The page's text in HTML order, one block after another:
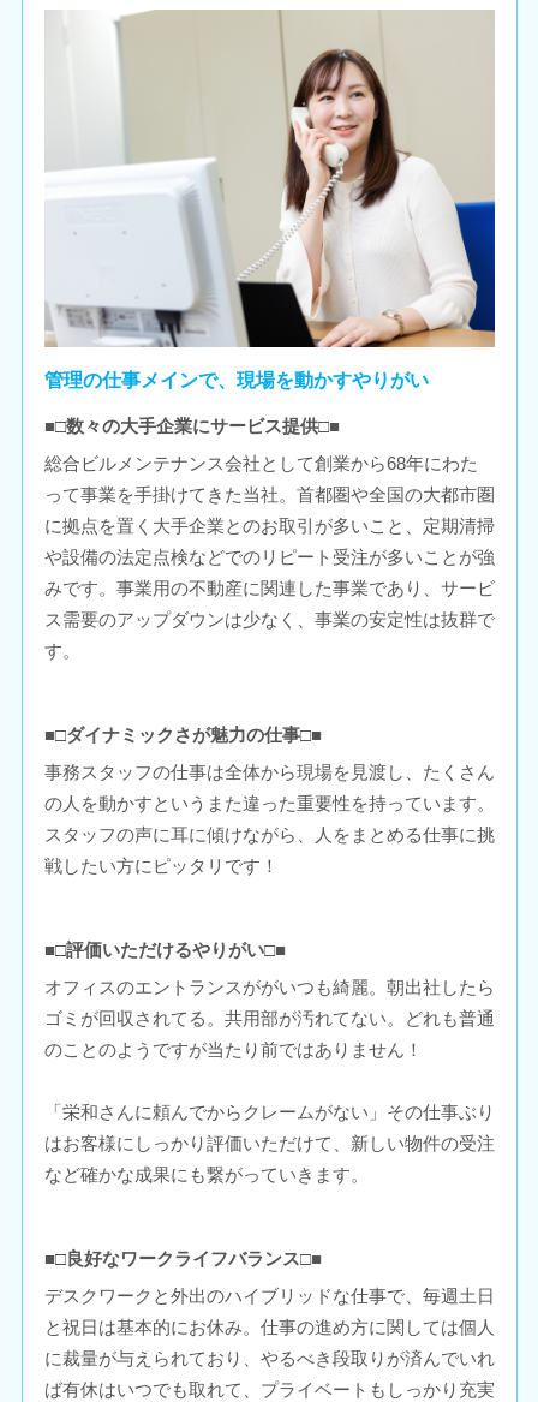
管理の仕事メインで、現場を動かすやりがい
■□数々の大手企業にサービス提供□■
総合ビルメンテナンス会社として創業から68年にわた
って事業を手掛けてきた当社。首都圏や全国の大都市圏
に拠点を置く大手企業とのお取引が多いこと、定期清掃
や設備の法定点検などでのリピート受注が多いことが強
みです。事業用の不動産に関連した事業であり、サービ
ス需要のアップダウンは少なく、事業の安定性は抜群で
す。
■□ダイナミックさが魅力の仕事□■
事務スタッフの仕事は全体から現場を見渡し、たくさん
の人を動かすというまた違った重要性を持っています。
スタッフの声に耳に傾けながら、人をまとめる仕事に挑
戦したい方にピッタリです！
■□評価いただけるやりがい□■
オフィスのエントランスががいつも綺麗。朝出社したら
ゴミが回収されてる。共用部が汚れてない。どれも普通
のことのようですが当たり前ではありません！
「栄和さんに頼んでからクレームがない」その仕事ぶり
はお客様にしっかり評価いただけて、新しい物件の受注
など確かな成果にも繋がっていきます。
■□良好なワークライフバランス□■
デスクワークと外出のハイブリッドな仕事で、毎週土日
と祝日は基本的にお休み。仕事の進め方に関しては個人
に裁量が与えられており、やるべき段取りが済んでいれ
ば有休はいつでも取れて、プライベートもしっかり充実